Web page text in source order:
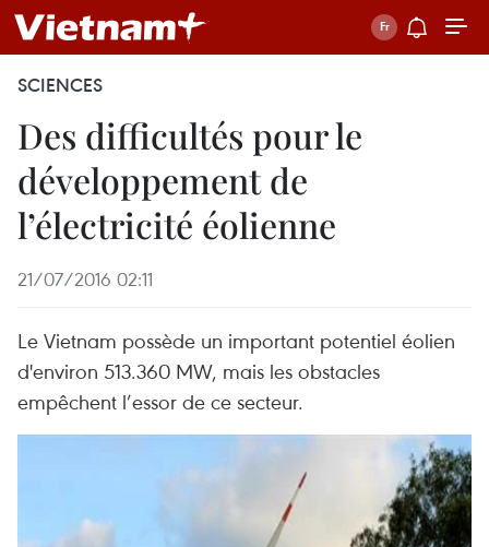
SCIENCES
Des difficultés pour le
développement de
l’électricité éolienne
21/07/2016 02:11
Le Vietnam possède un important potentiel éolien
d'environ 513.360 MW, mais les obstacles
empêchent l’essor de ce secteur.